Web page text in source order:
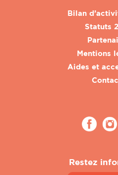
Bilan
Statuts
Mentions
Aides et
Restez